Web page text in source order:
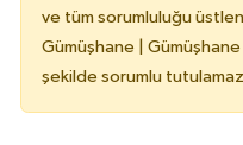
ve tüm sorumluluğu
Gümüşhane |
şekilde sorumlu